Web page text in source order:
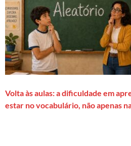
Volta às aulas: a dificuldade em
estar no vocabulário, não apenas